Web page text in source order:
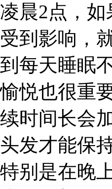
凌晨2点，
受到影响，
到每天睡眠
愉悦也很重
续时间长会
头发才能保
特别是在晚